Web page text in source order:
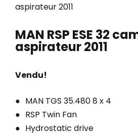
aspirateur 2011
MAN RSP ESE 32
aspirateur 2011
Vendu!
MAN TGS 35.480 8 x 4
RSP Twin Fan
Hydrostatic drive